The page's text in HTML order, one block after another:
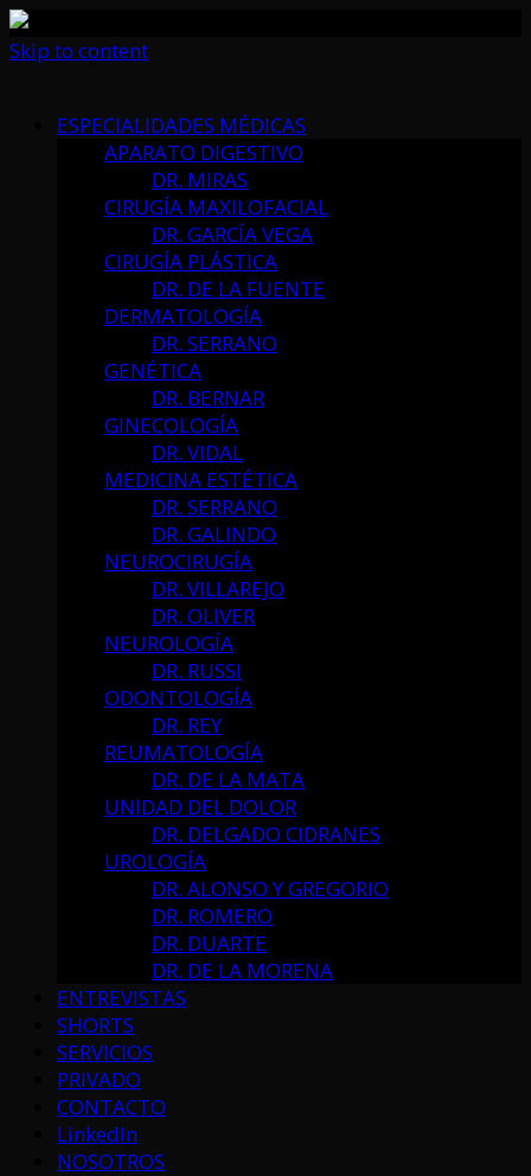
Skip to content
ESPECIALIDADES MÉDICAS
APARATO DIGESTIVO
DR. MIRAS
CIRUGÍA MAXILOFACIAL
DR. GARCÍA VEGA
CIRUGÍA PLÁSTICA
DR. DE LA FUENTE
DERMATOLOGÍA
DR. SERRANO
GENÉTICA
DR. BERNAR
GINECOLOGÍA
DR. VIDAL
MEDICINA ESTÉTICA
DR. SERRANO
DR. GALINDO
NEUROCIRUGÍA
DR. VILLAREJO
DR. OLIVER
NEUROLOGÍA
DR. RUSSI
ODONTOLOGÍA
DR. REY
REUMATOLOGÍA
DR. DE LA MATA
UNIDAD DEL DOLOR
DR. DELGADO CIDRANES
UROLOGÍA
DR. ALONSO Y GREGORIO
DR. ROMERO
DR. DUARTE
DR. DE LA MORENA
ENTREVISTAS
SHORTS
SERVICIOS
PRIVADO
CONTACTO
LinkedIn
NOSOTROS